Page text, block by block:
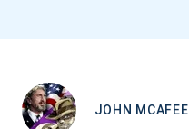
JOHN MCAFEE